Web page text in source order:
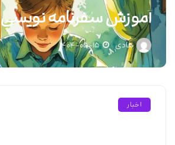
آموزش سفرنامه نویسی
هادی ۱۴۰۴-۰۵-۱۵
اخبار